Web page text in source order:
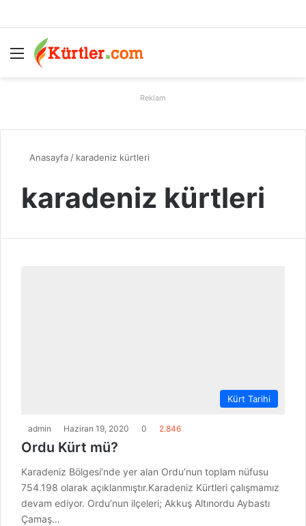
Menü
Reklam
Anasayfa / karadeniz kürtleri
karadeniz kürtleri
Kürt Tarihi
admin Haziran 19, 2020 0 2.846
Ordu Kürt mü?
Karadeniz Bölgesi‘nde yer alan Ordu’nun toplam nüfusu
754.198 olarak açıklanmıştır.Karadeniz Kürtleri çalışmamız
devam ediyor. Ordu’nun ilçeleri; Akkuş Altınordu Aybastı
Çamaş…